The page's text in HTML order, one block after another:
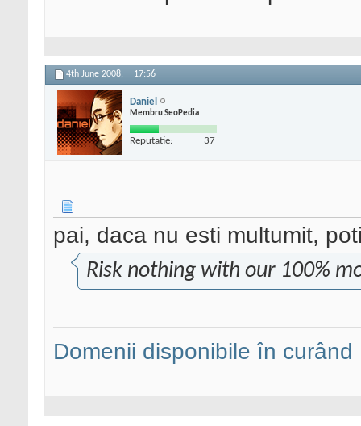
4th June 2008, 17:56
Daniel
Membru SeoPedia
Reputatie: 37
pai, daca nu esti multumit,
Risk nothing with our 100%
Domenii disponibile în curând